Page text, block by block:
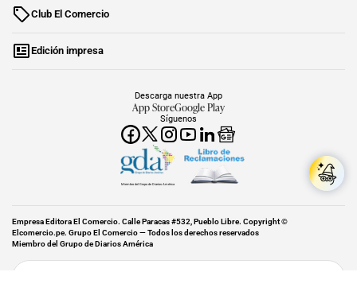
Club El Comercio
Edición impresa
Síguenos
Descarga nuestra App
App StoreGoogle Play
Miembro del Grupo de Diarios América
Empresa Editora El Comercio. Calle Paracas #532, Pueblo Libre. Copyright ©
Elcomercio.pe. Grupo El Comercio — Todos los derechos reservados
Miembro del Grupo de Diarios América